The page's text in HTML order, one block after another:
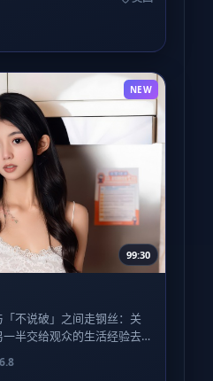
NEW
99:30
不说破」之间走钢丝：关
半交给观众的生活经验去
，可能会略感疲惫；反之
6.8